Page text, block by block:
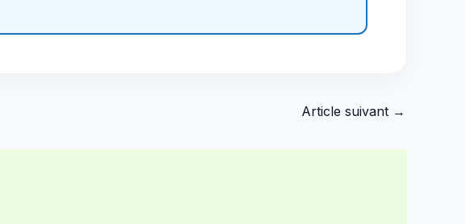
Article suivant →